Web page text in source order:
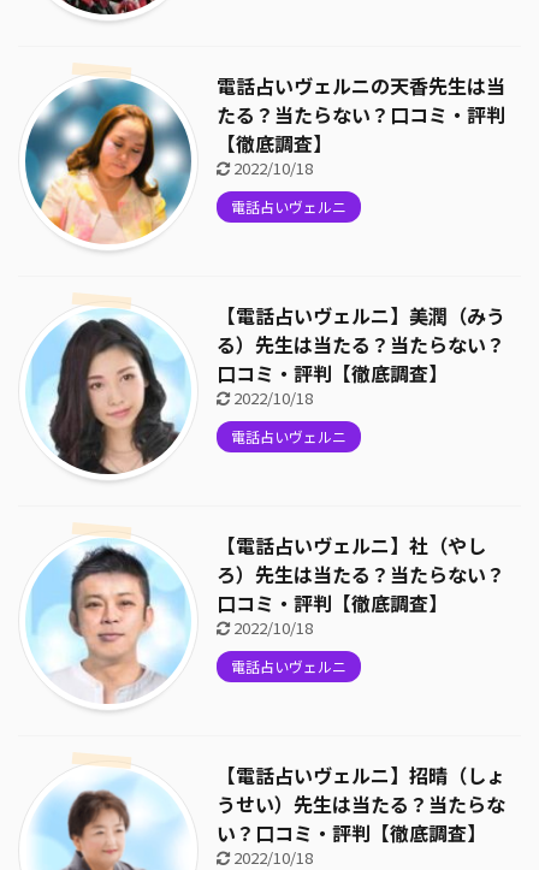
電話占いヴェルニの天香先生は当
たる？当たらない？口コミ・評判
【徹底調査】
2022/10/18
電話占いヴェルニ
【電話占いヴェルニ】美潤（みう
る）先生は当たる？当たらない？
口コミ・評判【徹底調査】
2022/10/18
電話占いヴェルニ
【電話占いヴェルニ】社（やし
ろ）先生は当たる？当たらない？
口コミ・評判【徹底調査】
2022/10/18
電話占いヴェルニ
【電話占いヴェルニ】招晴（しょ
うせい）先生は当たる？当たらな
い？口コミ・評判【徹底調査】
2022/10/18